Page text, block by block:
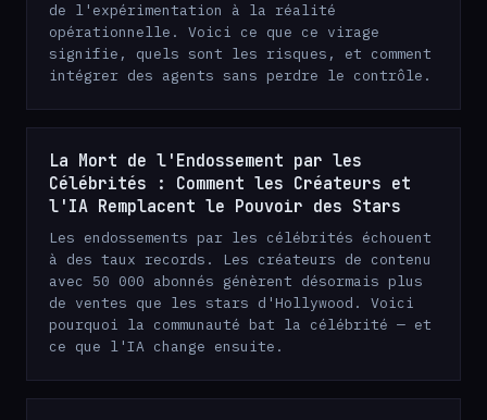
de l'expérimentation à la réalité
opérationnelle. Voici ce que ce virage
signifie, quels sont les risques, et comment
intégrer des agents sans perdre le contrôle.
La Mort de l'Endossement par les
Célébrités : Comment les Créateurs et
l'IA Remplacent le Pouvoir des Stars
Les endossements par les célébrités échouent
à des taux records. Les créateurs de contenu
avec 50 000 abonnés génèrent désormais plus
de ventes que les stars d'Hollywood. Voici
pourquoi la communauté bat la célébrité — et
ce que l'IA change ensuite.